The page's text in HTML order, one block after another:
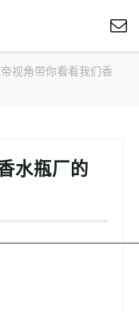
帝视角带你看看我们香
水瓶厂的